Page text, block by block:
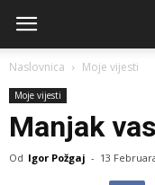
Naslovnica Moje vijesti
Moje vijesti
Manjak
Od Igor Požgaj - 13